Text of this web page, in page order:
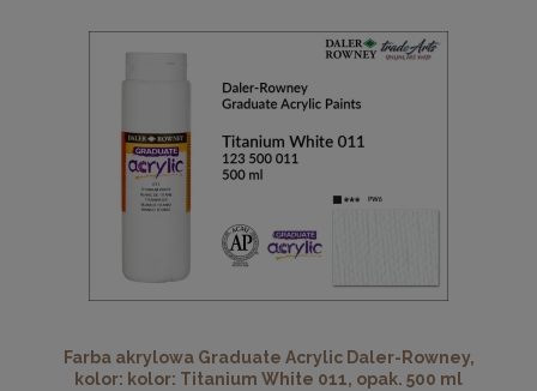
Farba akrylowa Graduate Acrylic Daler-Rowney,
kolor: kolor: Titanium White 011, opak. 500 ml